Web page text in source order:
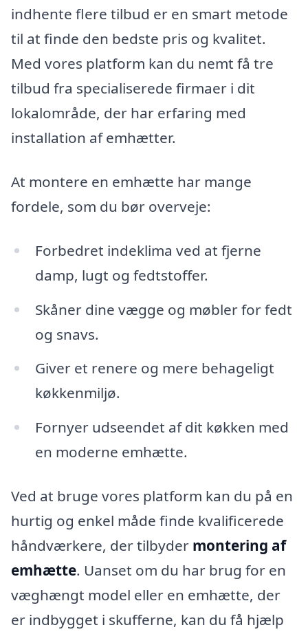
indhente flere tilbud er en smart metode
til at finde den bedste pris og kvalitet.
Med vores platform kan du nemt få tre
tilbud fra specialiserede firmaer i dit
lokalområde, der har erfaring med
installation af emhætter.
At montere en emhætte har mange
fordele, som du bør overveje:
Forbedret indeklima ved at fjerne
damp, lugt og fedtstoffer.
Skåner dine vægge og møbler for fedt
og snavs.
Giver et renere og mere behageligt
køkkenmiljø.
Fornyer udseendet af dit køkken med
en moderne emhætte.
Ved at bruge vores platform kan du på en
hurtig og enkel måde finde kvalificerede
håndværkere, der tilbyder montering af
emhætte. Uanset om du har brug for en
væghængt model eller en emhætte, der
er indbygget i skufferne, kan du få hjælp